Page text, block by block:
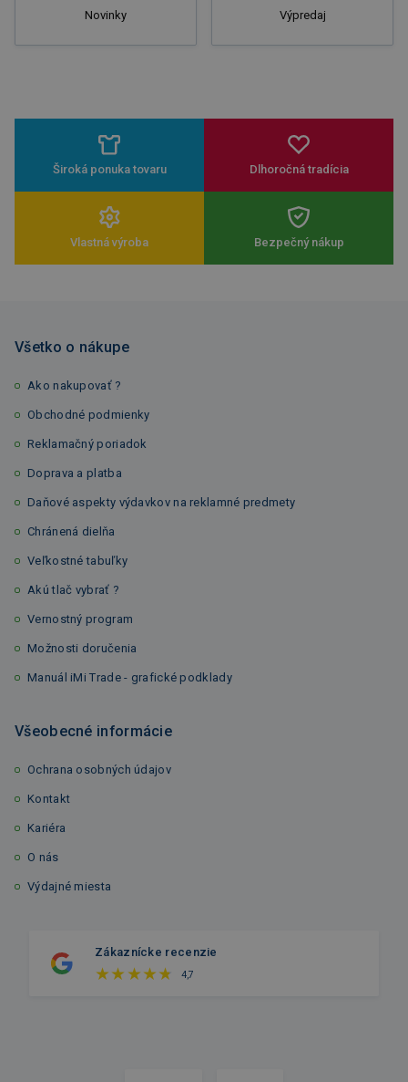
Novinky Výpredaj
Široká ponuka tovaru Dlhoročná tradícia
Vlastná výroba Bezpečný nákup
Všetko o nákupe
Ako nakupovať ?
Obchodné podmienky
Reklamačný poriadok
Doprava a platba
Daňové aspekty výdavkov na reklamné predmety
Chránená dielňa
Veľkostné tabuľky
Akú tlač vybrať ?
Vernostný program
Možnosti doručenia
Manuál iMi Trade - grafické podklady
Všeobecné informácie
Ochrana osobných údajov
Kontakt
Kariéra
O nás
Výdajné miesta
Zákaznícke recenzie
4,7